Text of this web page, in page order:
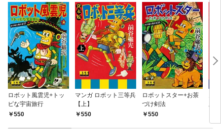
ロボット風雲児+トッ
ピな宇宙旅行
550
マンガ ロボット三等兵
【上】
550
ロボットスター+お茶
づけ剣法
550
版